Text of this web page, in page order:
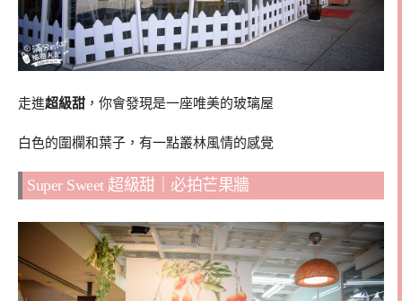
走進超級甜 ，你會發現是一座唯美的玻璃屋
白色的圍欄和葉子，有一點叢林風情的感覺
Super Sweet 超級甜｜必拍芒果牆